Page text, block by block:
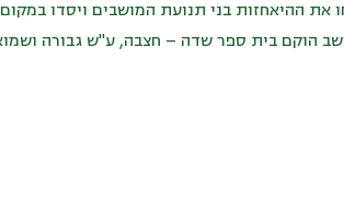
ההיאחזות בני תנועת המושבים ויסדו
הוקם בית ספר שדה – חצבה, ע"ש גבורה